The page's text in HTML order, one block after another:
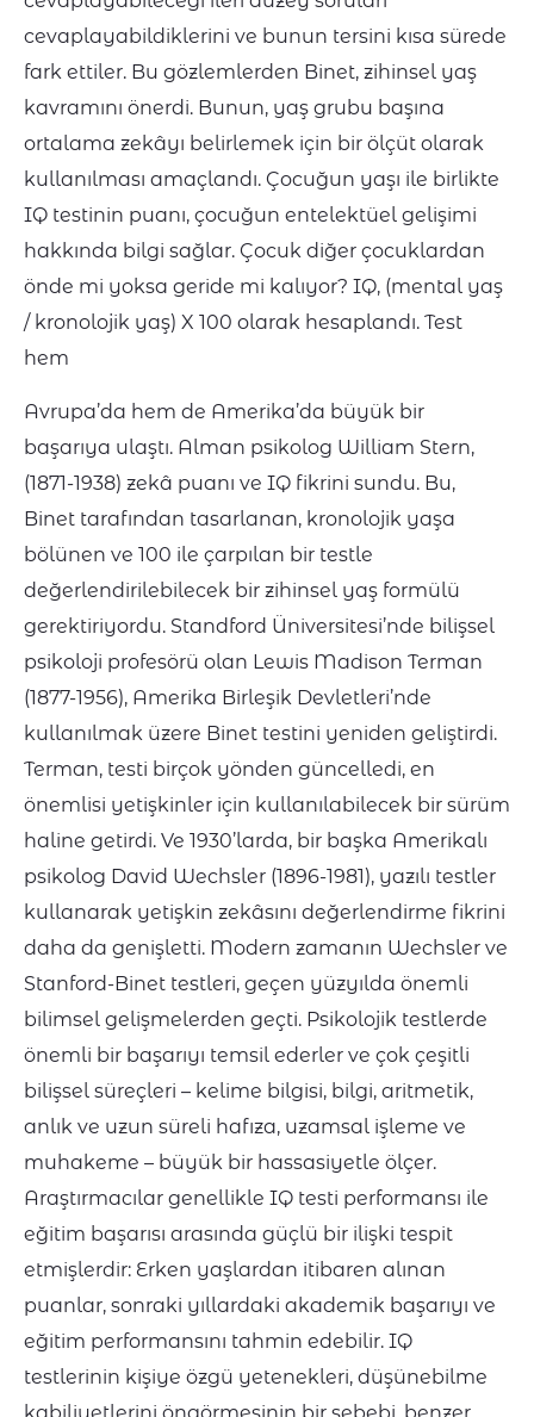
cevaplayabildiklerini ve bunun tersini kısa sürede
fark ettiler. Bu gözlemlerden Binet, zihinsel yaş
kavramını önerdi. Bunun, yaş grubu başına
ortalama zekâyı belirlemek için bir ölçüt olarak
kullanılması amaçlandı. Çocuğun yaşı ile birlikte
IQ testinin puanı, çocuğun entelektüel gelişimi
hakkında bilgi sağlar. Çocuk diğer çocuklardan
önde mi yoksa geride mi kalıyor? IQ, (mental yaş
/ kronolojik yaş) X 100 olarak hesaplandı. Test
hem
Avrupa’da hem de Amerika’da büyük bir
başarıya ulaştı. Alman psikolog William Stern,
(1871-1938) zekâ puanı ve IQ fikrini sundu. Bu,
Binet tarafından tasarlanan, kronolojik yaşa
bölünen ve 100 ile çarpılan bir testle
değerlendirilebilecek bir zihinsel yaş formülü
gerektiriyordu. Standford Üniversitesi’nde bilişsel
psikoloji profesörü olan Lewis Madison Terman
(1877-1956), Amerika Birleşik Devletleri’nde
kullanılmak üzere Binet testini yeniden geliştirdi.
Terman, testi birçok yönden güncelledi, en
önemlisi yetişkinler için kullanılabilecek bir sürüm
haline getirdi. Ve 1930’larda, bir başka Amerikalı
psikolog David Wechsler (1896-1981), yazılı testler
kullanarak yetişkin zekâsını değerlendirme fikrini
daha da genişletti. Modern zamanın Wechsler ve
Stanford-Binet testleri, geçen yüzyılda önemli
bilimsel gelişmelerden geçti. Psikolojik testlerde
önemli bir başarıyı temsil ederler ve çok çeşitli
bilişsel süreçleri – kelime bilgisi, bilgi, aritmetik,
anlık ve uzun süreli hafıza, uzamsal işleme ve
muhakeme – büyük bir hassasiyetle ölçer.
Araştırmacılar genellikle IQ testi performansı ile
eğitim başarısı arasında güçlü bir ilişki tespit
etmişlerdir: Erken yaşlardan itibaren alınan
puanlar, sonraki yıllardaki akademik başarıyı ve
eğitim performansını tahmin edebilir. IQ
testlerinin kişiye özgü yetenekleri, düşünebilme